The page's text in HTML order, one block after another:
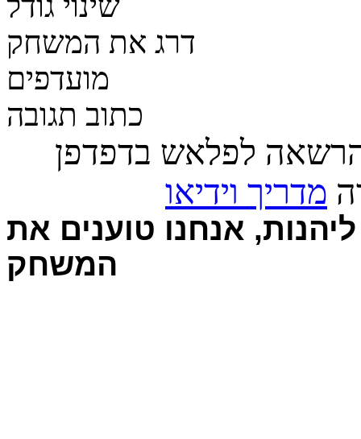
דרג את המשחק
מועדפים
כתוב תגובה
לפלאש בדפדפן
מדריך וידיאו
אנחנו טוענים את
המשחק